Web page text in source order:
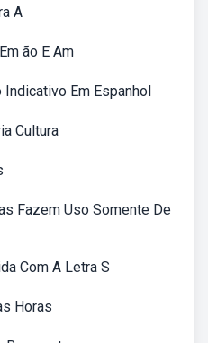
A
ão E Am
Em Espanhol
Cultura
Fazem Uso Somente De
Com A Letra S
Horas